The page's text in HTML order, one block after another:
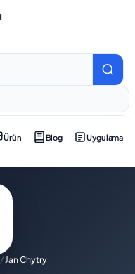
Ürün Blog Uygulama
/Jan Chytry